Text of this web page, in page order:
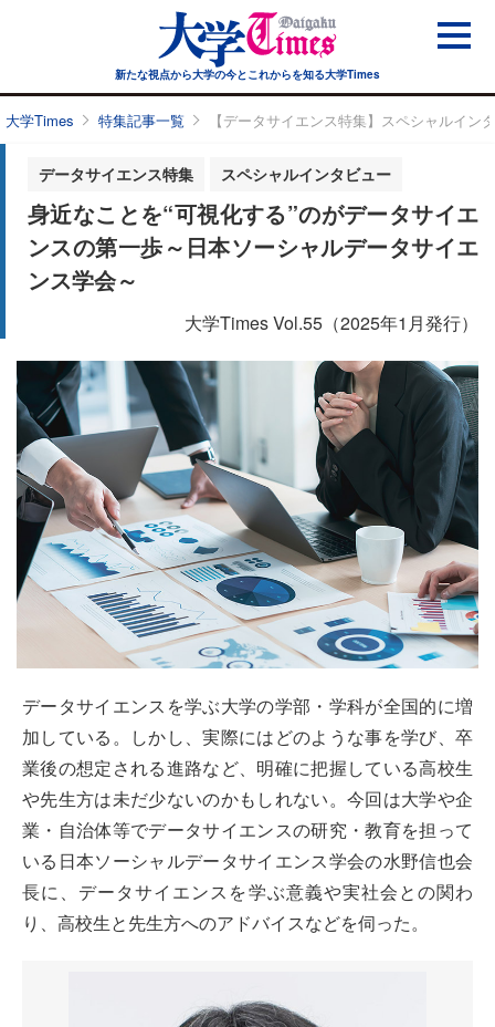
新たな視点から大学の今とこれからを知る大学Times
大学Times 特集記事一覧 【データサイエンス特集】スペシャルイ
データサイエンス特集 スペシャルインタビュー
身近なことを“可視化する”のがデータサイエ
ンスの第一歩～日本ソーシャルデータサイエ
ンス学会～
大学Times Vol.55（2025年1月発行）
データサイエンスを学ぶ大学の学部・学科が全国的に増
加している。しかし、実際にはどのような事を学び、卒
業後の想定される進路など、明確に把握している高校生
や先生方は未だ少ないのかもしれない。今回は大学や企
業・自治体等でデータサイエンスの研究・教育を担って
いる日本ソーシャルデータサイエンス学会の水野信也会
長に、データサイエンスを学ぶ意義や実社会との関わ
り、高校生と先生方へのアドバイスなどを伺った。